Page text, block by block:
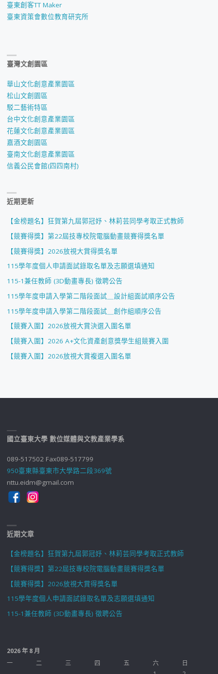
臺東創客TT Maker
臺東資策會數位教育研究所
臺灣文創園區
華山文化創意產業園區
松山文創園區
駁二藝術特區
台中文化創意產業園區
花蓮文化創意產業園區
嘉酒文創園區
臺南文化創意產業園區
信義公民會館(四四南村)
近期更新
【金榜題名】狂賀第九屆郭冠妤、林莉芸同學考取正式教師
【競賽得獎】第22屆技專校院電腦動畫競賽得獎名單
【競賽得獎】2026放視大賞得獎名單
115學年度個人申請面試錄取名單及志願選填通知
115-1兼任教師 (3D動畫專長) 徵聘公告
115學年度申請入學第二階段面試＿設計組面試順序公告
115學年度申請入學第二階段面試＿創作組順序公告
【競賽入圍】2026放視大賞決選入圍名單
【競賽入圍】2026 A+文化資產創意獎學生組競賽入圍
【競賽入圍】2026放視大賞複選入圍名單
國立臺東大學 數位媒體與文教產業學系
089-517502 Fax089-517799
950臺東縣臺東市大學路二段369號
nttu.eidm@gmail.com
近期文章
【金榜題名】狂賀第九屆郭冠妤、林莉芸同學考取正式教師
【競賽得獎】第22屆技專校院電腦動畫競賽得獎名單
【競賽得獎】2026放視大賞得獎名單
115學年度個人申請面試錄取名單及志願選填通知
115-1兼任教師 (3D動畫專長) 徵聘公告
2026 年 8 月
一
二 三 四 五 六
日